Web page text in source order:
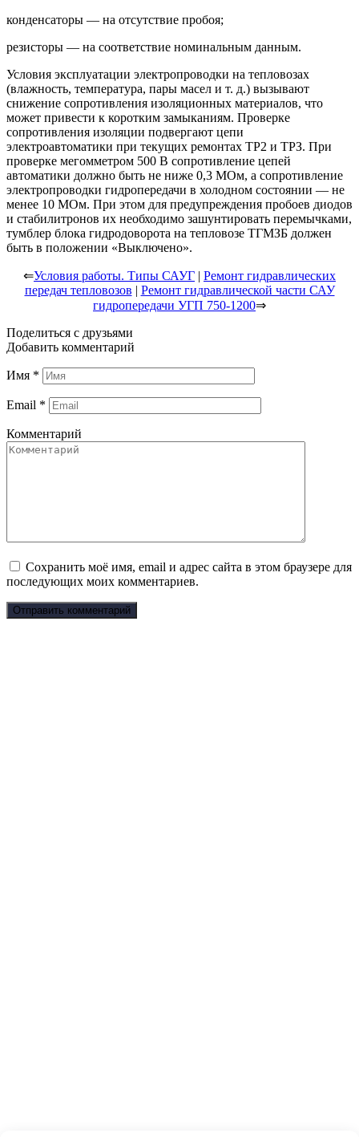
конденсаторы — на отсутствие пробоя;
резисторы — на соответствие номинальным данным.
Условия эксплуатации электропроводки на тепловозах
(влажность, температура, пары масел и т. д.) вызывают
снижение сопротивления изоляционных материалов, что
может привести к коротким замыканиям. Проверке
сопротивления изоляции подвергают цепи
электроавтоматики при текущих ремонтах ТР2 и ТРЗ. При
проверке мегомметром 500 В сопротивление цепей
автоматики должно быть не ниже 0,3 МОм, а сопротивление
электропроводки гидропередачи в холодном состоянии — не
менее 10 МОм. При этом для предупреждения пробоев диодов
и стабилитронов их необходимо зашунтировать перемычками,
тумблер блока гидродоворота на тепловозе ТГМЗБ должен
быть в положении «Выключено».
⇐Условия работы. Типы САУГ | Ремонт гидравлических
передач тепловозов | Ремонт гидравлической части САУ
гидропередачи УГП 750-1200⇒
Поделиться с друзьями
Добавить комментарий
Имя *
Email *
Комментарий
Сохранить моё имя, email и адрес сайта в этом браузере для
последующих моих комментариев.